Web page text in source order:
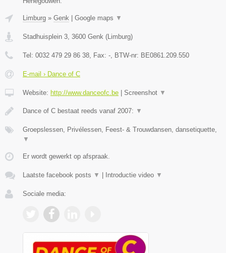
Limburg » Genk | Google maps ▼
Stadhuisplein 3 3600 Genk (Limburg)
Tel: 0032 479 29 86 38 , Fax: - , BTW-nr: BE0861.209.550
E-mail › Dance of C
Website: http://www.danceofc.be | Screenshot ▼
Dance of C bestaat reeds vanaf 2007: ▼
Groepslessen, Privélessen, Feest- & Trouwdansen, dansetiquette,
▼
Er wordt gewerkt op afspraak.
Laatste facebook posts ▼ | Introductie video ▼
Sociale media: